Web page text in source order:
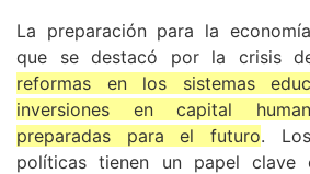
La preparación para la
que se destacó por la crisis
reformas en los sistemas
inversiones en capital
preparadas para el futuro.
políticas tienen un papel